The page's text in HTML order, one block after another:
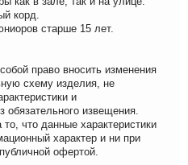
корд.
старше 15 лет.
право вносить изменения
схему изделия, не
и
обязательного извещения.
что данные характеристики
характер и ни при
офертой.